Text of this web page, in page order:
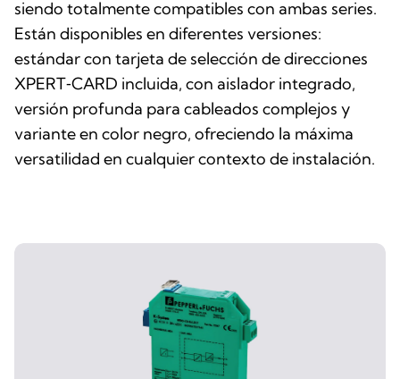
siendo totalmente compatibles con ambas series.
Están disponibles en diferentes versiones:
estándar con tarjeta de selección de direcciones
XPERT‑CARD incluida, con aislador integrado,
versión profunda para cableados complejos y
variante en color negro, ofreciendo la máxima
versatilidad en cualquier contexto de instalación.